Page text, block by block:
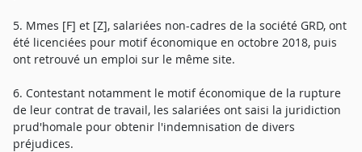
5. Mmes [F] et [Z], salariées non-cadres de la société GRD, ont
été licenciées pour motif économique en octobre 2018, puis
ont retrouvé un emploi sur le même site.
6. Contestant notamment le motif économique de la rupture
de leur contrat de travail, les salariées ont saisi la juridiction
prud'homale pour obtenir l'indemnisation de divers
préjudices.